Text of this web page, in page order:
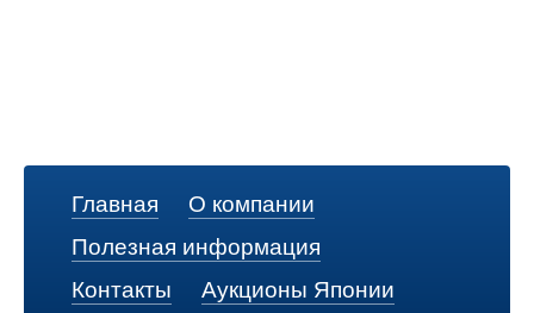
Главная
О компании
Полезная информация
Контакты
Аукционы Японии